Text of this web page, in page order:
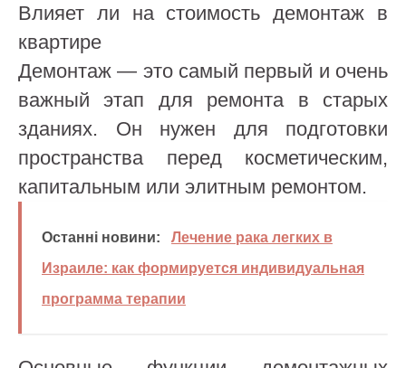
Влияет ли на стоимость демонтаж в
квартире
Демонтаж — это самый первый и очень
важный этап для ремонта в старых
зданиях. Он нужен для подготовки
пространства перед косметическим,
капитальным или элитным ремонтом.
Останні новини:
Лечение рака легких в
Израиле: как формируется индивидуальная
программа терапии